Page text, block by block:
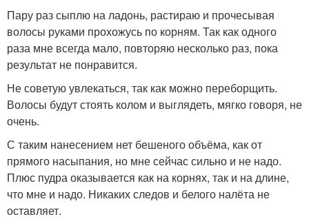
Пару раз сыплю на ладонь, растираю и прочесывая
волосы руками прохожусь по корням. Так как одного
раза мне всегда мало, повторяю несколько раз, пока
результат не понравится.
Не советую увлекаться, так как можно переборщить.
Волосы будут стоять колом и выглядеть, мягко говоря, не
очень.
С таким нанесением нет бешеного объёма, как от
прямого насыпания, но мне сейчас сильно и не надо.
Плюс пудра оказывается как на корнях, так и на длине,
что мне и надо. Никаких следов и белого налёта не
оставляет.